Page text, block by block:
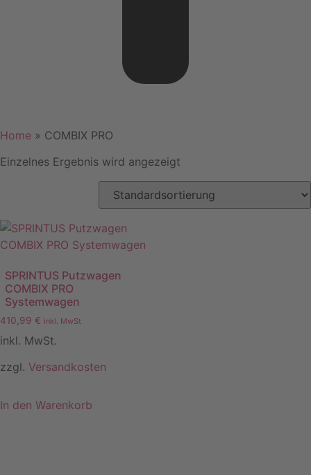
Home » COMBIX PRO
Einzelnes Ergebnis wird angezeigt
SPRINTUS Putzwagen
COMBIX PRO
Systemwagen
410,99 € inkl. MwSt
inkl. MwSt.
zzgl. Versandkosten
In den Warenkorb